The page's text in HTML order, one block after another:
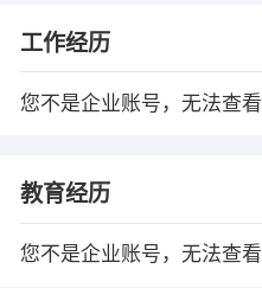
工作经历
您不是企业账号，无法查看
教育经历
您不是企业账号，无法查看